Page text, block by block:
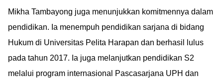
Mikha Tambayong juga menunjukkan komitmennya dalam
pendidikan. Ia menempuh pendidikan sarjana di bidang
Hukum di Universitas Pelita Harapan dan berhasil lulus
pada tahun 2017. Ia juga melanjutkan pendidikan S2
melalui program internasional Pascasarjana UPH dan